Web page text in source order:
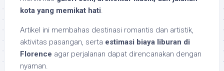
kota yang memikat hati.
Artikel ini membahas destinasi romantis dan artistik,
aktivitas pasangan, serta estimasi biaya liburan di
Florence agar perjalanan dapat direncanakan dengan
nyaman.